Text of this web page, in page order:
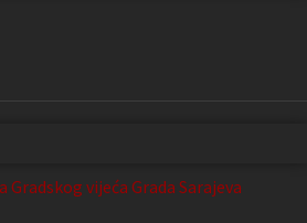
Gradskog vijeća Grada Sarajeva